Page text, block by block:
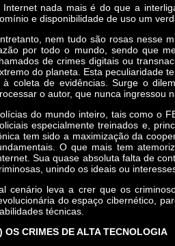
Internet nada mais é do que a
e disponibilidade de uso um
nem tudo são rosas nesse
por todo o mundo, sendo que
de crimes digitais ou
do planeta. Esta peculiaridade
à coleta de evidências. Surge o
o autor, que nunca ingressou
do mundo inteiro, tais como o
especialmente treinados e,
tem sido a maximização da
O que mais tem
Sua quase absoluta falta de
unindo os ideais ou
cenário leva a crer que os
do espaço cibernético,
técnicas.
OS CRIMES DE ALTA TECNOLOGIA